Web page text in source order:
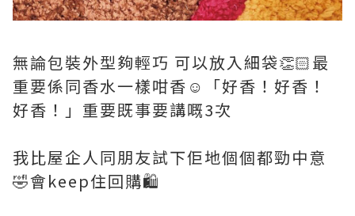
無論包裝外型夠輕巧 可以放入細袋👏🏻最
重要係同香水一樣咁香☺️「好香！好香！
好香！」重要既事要講嘅3次
我比屋企人同朋友試下佢地個個都勁中意
🤣會keep住回購🛍️